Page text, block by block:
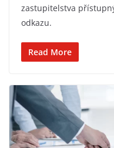
zastupitelstva
odkazu.
Read More